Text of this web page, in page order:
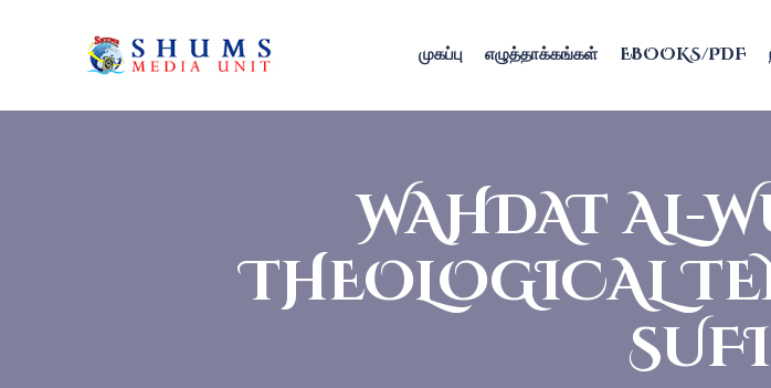
முகப்பு எழுத்தாக்கங்கள் EBOOKS/PDF
WAHDAT AL-
THEOLOGICAL